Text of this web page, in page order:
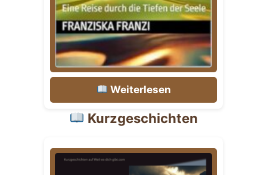
Weiterlesen
Kurzgeschichten